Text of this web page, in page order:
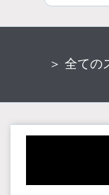
＞ 全ての